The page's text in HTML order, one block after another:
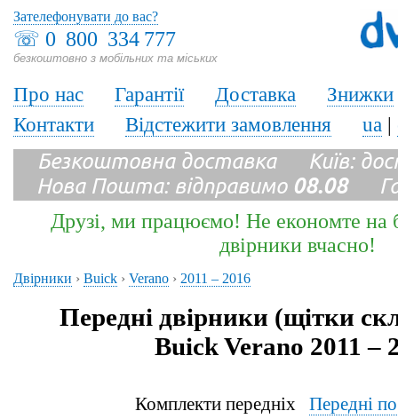
☏ 0 800 334 777
безкоштовно з мобільних та міських
Зателефонувати до вас?
Про нас Гарантії Доставка
Знижки
Контакти
Відстежити замовлення ua |
Безкоштовна доставка Київ:
Нова Пошта: відправимо 08.08
Друзі, ми працюємо! Не економте на
двірники вчасно!
Двірники › Buick › Verano › 2011 – 2016
Передні двірники (щітки
Buick Verano 2011 –
Комплекти передніх Передні